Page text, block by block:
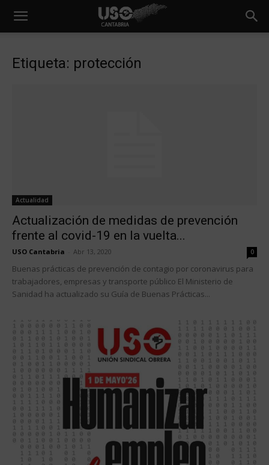
Etiqueta: protección
Actualidad
Actualización de medidas de prevención
frente al covid-19 en la vuelta...
USO Cantabria Abr 13, 2020 0
Buenas prácticas de prevención de contagio por coronavirus para
trabajadores, empresas y transporte público El Ministerio de
Sanidad ha actualizado su Guía de Buenas Prácticas...